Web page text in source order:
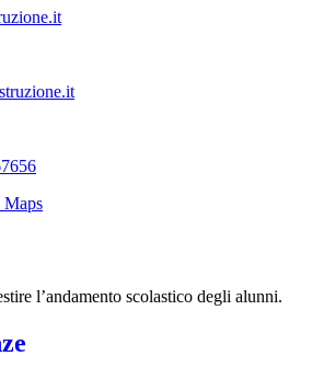
Maps
l’andamento scolastico degli alunni.